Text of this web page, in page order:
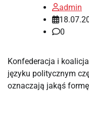
admin
0
Konfederacja i
języku politycznym
oznaczają jakąś